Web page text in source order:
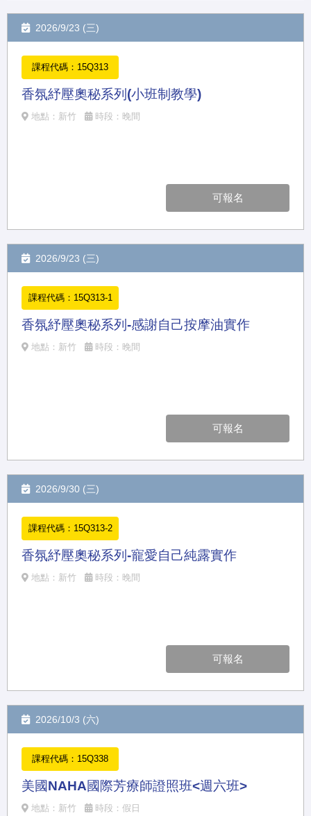
2026/9/23 (三)
課程代碼：15Q313
香氛紓壓奧秘系列(小班制教學)
地點：新竹 時段：晚間
可報名
2026/9/23 (三)
課程代碼：15Q313-1
香氛紓壓奧秘系列-感謝自己按摩油實作
地點：新竹 時段：晚間
可報名
2026/9/30 (三)
課程代碼：15Q313-2
香氛紓壓奧秘系列-寵愛自己純露實作
地點：新竹 時段：晚間
可報名
2026/10/3 (六)
課程代碼：15Q338
美國NAHA國際芳療師證照班<週六班>
地點：新竹 時段：假日